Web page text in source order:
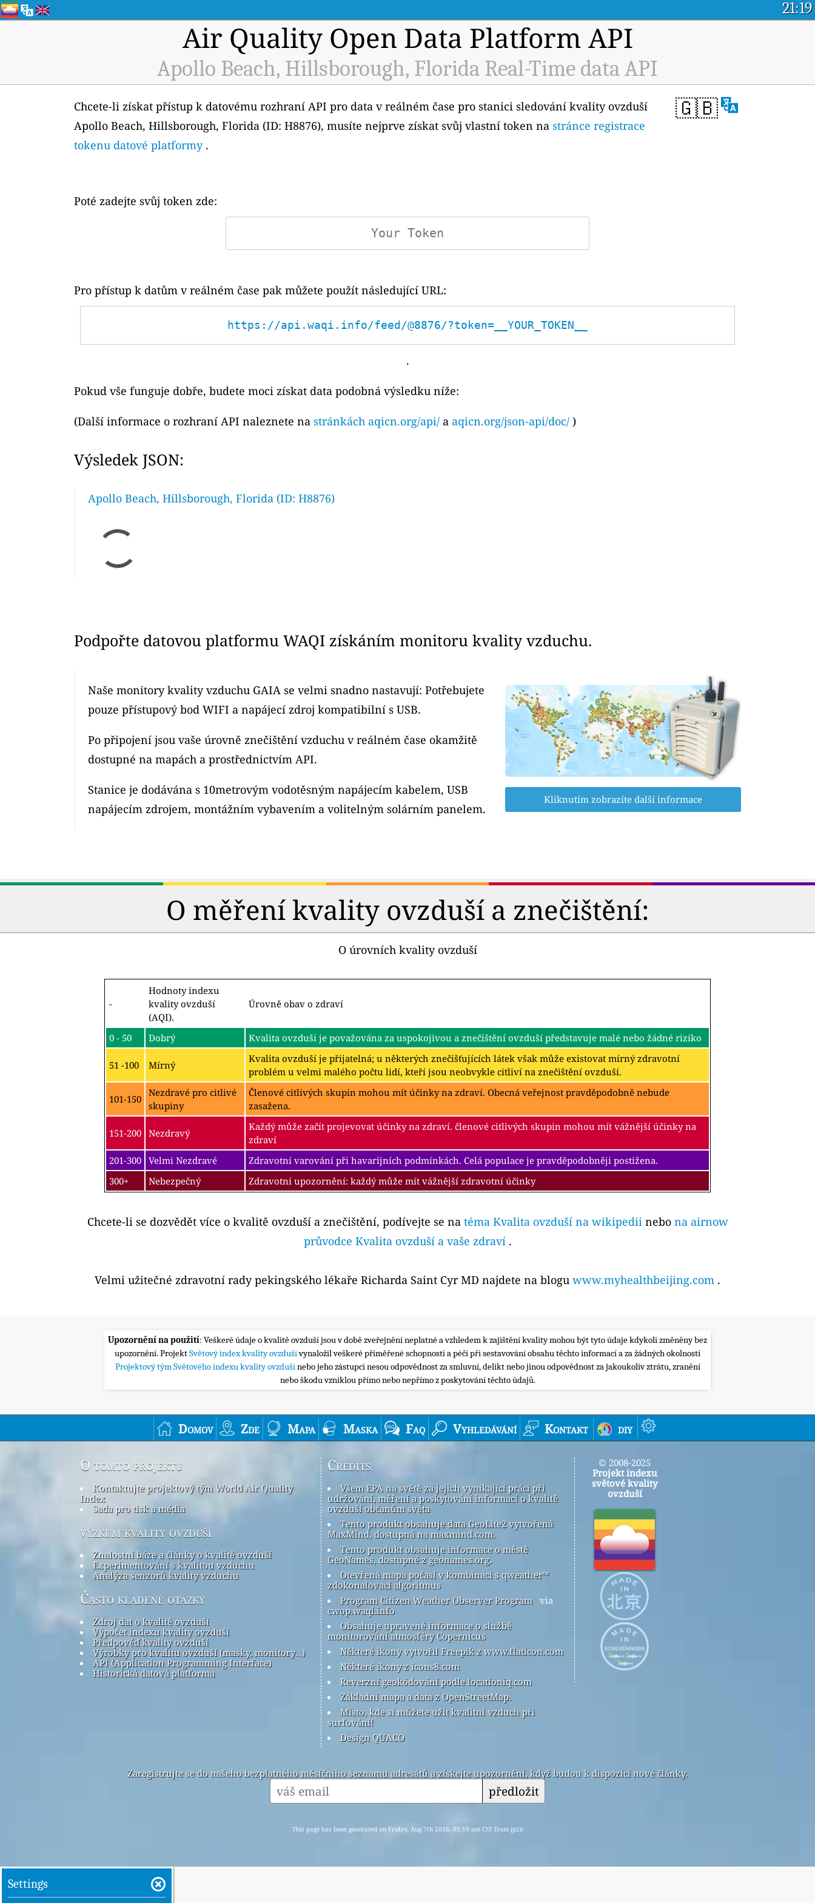
21:19
Air Quality Open Data Platform API
Apollo Beach, Hillsborough, Florida Real-Time data API
🇬🇧
Chcete-li získat přístup k datovému rozhraní API pro data v reálném čase pro stanici sledování kvality ovzduší
Apollo Beach, Hillsborough, Florida (ID: H8876), musíte nejprve získat svůj vlastní token na stránce registrace
tokenu datové platformy.
Poté zadejte svůj token zde:
Pro přístup k datům v reálném čase pak můžete použít následující URL:
https://api.waqi.info/feed/@8876/?token=__YOUR_TOKEN__
.
Pokud vše funguje dobře, budete moci získat data podobná výsledku níže:
(Další informace o rozhraní API naleznete na stránkách aqicn.org/api/ a aqicn.org/json-api/doc/ )
Výsledek JSON:
Apollo Beach, Hillsborough, Florida (ID: H8876)
Podpořte datovou platformu WAQI získáním monitoru kvality vzduchu.
Naše monitory kvality vzduchu GAIA se velmi snadno nastavují: Potřebujete
pouze přístupový bod WIFI a napájecí zdroj kompatibilní s USB.
Po připojení jsou vaše úrovně znečištění vzduchu v reálném čase okamžitě
dostupné na mapách a prostřednictvím API.
Stanice je dodávána s 10metrovým vodotěsným napájecím kabelem, USB
napájecím zdrojem, montážním vybavením a volitelným solárním panelem.
Kliknutím zobrazíte další informace
O měření kvality ovzduší a znečištění:
O úrovních kvality ovzduší
-
Hodnoty indexu
kvality ovzduší
(AQI).
Úrovně obav o zdraví
0 - 50 Dobrý Kvalita ovzduší je považována za uspokojivou a znečištění ovzduší představuje malé nebo žádné riziko
51 -100 Mírný
Kvalita ovzduší je přijatelná; u některých znečišťujících látek však může existovat mírný zdravotní
problém u velmi malého počtu lidí, kteří jsou neobvykle citliví na znečištění ovzduší.
101-150
Nezdravé pro citlivé
skupiny
Členové citlivých skupin mohou mít účinky na zdraví. Obecná veřejnost pravděpodobně nebude
zasažena.
151-200 Nezdravý
Každý může začít projevovat účinky na zdraví. členové citlivých skupin mohou mít vážnější účinky na
zdraví
201-300 Velmi Nezdravé
Zdravotní varování při havarijních podmínkách. Celá populace je pravděpodobněji postižena.
300+
Nebezpečný Zdravotní upozornění: každý může mít vážnější zdravotní účinky
Chcete-li se dozvědět více o kvalitě ovzduší a znečištění, podívejte se na téma Kvalita ovzduší na wikipediinebo na airnow
průvodce Kvalita ovzduší a vaše zdraví.
Velmi užitečné zdravotní rady pekingského lékaře Richarda Saint Cyr MD najdete na blogu www.myhealthbeijing.com .
Upozornění na použití: Veškeré údaje o kvalitě ovzduší jsou v době zveřejnění neplatné a vzhledem k zajištění kvality mohou být tyto údaje kdykoli změněny bez
upozornění. ProjektSvětový index kvality ovzdušívynaložil veškeré přiměřené schopnosti a péči při sestavování obsahu těchto informací a za žádných okolností
Projektový tým Světového indexu kvality ovzdušínebo jeho zástupci nesou odpovědnost za smluvní, delikt nebo jinou odpovědnost za jakoukoliv ztrátu, zranění
nebo škodu vzniklou přímo nebo nepřímo z poskytování těchto údajů.
Domov Zde Mapa Maska Faq Vyhledávání Kontakt diy
O tomto projektu
Kontaktujte projektový tým World Air Quality
Index
Sada pro tisk a média
výzkum kvality ovzduší
Znalostní báze a články o kvalitě ovzduší
Experimentování s kvalitou vzduchu
Analýza senzorů kvality vzduchu
Často kladené otázky
Zdroj dat o kvalitě ovzduší
Výpočet indexu kvality ovzduší
Předpověď kvality ovzduší
Výrobky pro kvalitu ovzduší (masky, monitory…)
API (Application Programming Interface)
Historická datová platforma
Credits
Všem EPA na světě za jejich vynikající práci při
udržování, měření a poskytování informací o kvalitě
ovzduší občanům světa
Tento produkt obsahuje data GeoLite2 vytvořená
MaxMind, dostupná na maxmind.com.
Tento produkt obsahuje informace o městě
GeoNames, dostupné z geonames.org.
Otevřená mapa počasí v kombinaci s qweather™
zdokonalovací algoritmus
Program Citizen Weather Observer Program via
cwop.waqi.info
Obsahuje upravené informace o službě
monitorování atmosféry Copernicus
Některé ikony vytvořil Freepik z www.flaticon.com
Některé ikony z icons8.com
Reverzní geokódování podle locationiq.com
Základní mapa a data z OpenStreetMap.
Místo, kde si můžete užít kvalitní vzduch při
surfování!
Design QUACO
© 2008-2025
Projekt indexu
světové kvality
ovzduší
Zaregistrujte se do našeho bezplatného měsíčního seznamu adresátů a získejte upozornění, když budou k dispozici nové články.
předložit
This page has been generated on Friday, Aug 7th 2026, 05:19 am CST from jp2n
Settings